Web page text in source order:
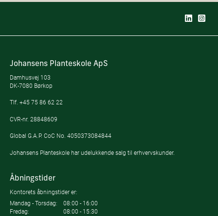
Johansens Planteskole ApS
Damhusvej 103
DK-7080 Børkop
Tlf. +45 75 86 62 22
CVR-nr. 28848609
Global G.A.P. CoC No. 4050373084844
Johansens Planteskole har udelukkende salg til erhvervskunder.
Åbningstider
Kontorets åbningstider er:
Mandag - Torsdag:
08:00 - 16:00
Fredag:
08:00 - 15:30